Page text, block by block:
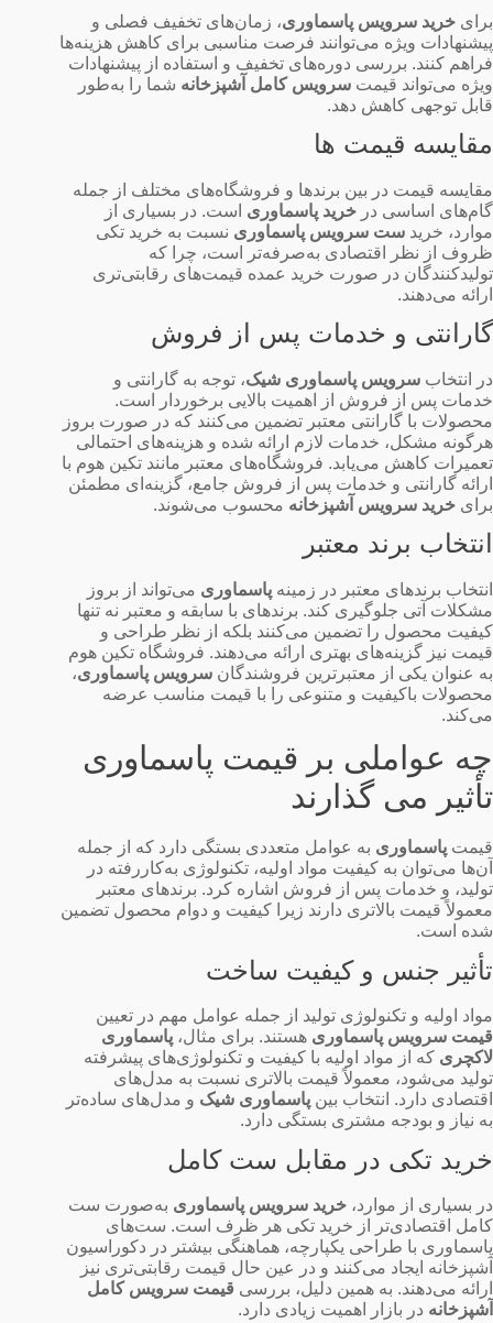
برای خرید سرویس پاسماوری، زمان‌های تخفیف فصلی و
پیشنهادات ویژه می‌توانند فرصت مناسبی برای کاهش هزینه‌ها
فراهم کنند. بررسی دوره‌های تخفیف و استفاده از پیشنهادات
ویژه می‌تواند قیمت سرویس کامل آشپزخانه شما را به‌طور
قابل توجهی کاهش دهد.
مقایسه قیمت‌ ها
مقایسه قیمت در بین برندها و فروشگاه‌های مختلف از جمله
گام‌های اساسی در خرید پاسماوری است. در بسیاری از
موارد، خرید ست سرویس پاسماوری نسبت به خرید تکی
ظروف از نظر اقتصادی به‌صرفه‌تر است، چرا که
تولیدکنندگان در صورت خرید عمده قیمت‌های رقابتی‌تری
ارائه می‌دهند.
گارانتی و خدمات پس از فروش
در انتخاب سرویس پاسماوری شیک، توجه به گارانتی و
خدمات پس از فروش از اهمیت بالایی برخوردار است.
محصولات با گارانتی معتبر تضمین می‌کنند که در صورت بروز
هرگونه مشکل، خدمات لازم ارائه شده و هزینه‌های احتمالی
تعمیرات کاهش می‌یابد. فروشگاه‌های معتبر مانند تکین هوم با
ارائه گارانتی و خدمات پس از فروش جامع، گزینه‌ای مطمئن
برای خرید سرویس آشپزخانه محسوب می‌شوند.
انتخاب برند معتبر
انتخاب برندهای معتبر در زمینه پاسماوری می‌تواند از بروز
مشکلات آتی جلوگیری کند. برندهای با سابقه و معتبر نه تنها
کیفیت محصول را تضمین می‌کنند بلکه از نظر طراحی و
قیمت نیز گزینه‌های بهتری ارائه می‌دهند. فروشگاه تکین هوم
به عنوان یکی از معتبرترین فروشندگان سرویس پاسماوری،
محصولات باکیفیت و متنوعی را با قیمت مناسب عرضه
می‌کند.
چه عواملی بر قیمت پاسماوری
تأثیر می گذارند
قیمت پاسماوری به عوامل متعددی بستگی دارد که از جمله
آن‌ها می‌توان به کیفیت مواد اولیه، تکنولوژی به‌کاررفته در
تولید، و خدمات پس از فروش اشاره کرد. برندهای معتبر
معمولاً قیمت بالاتری دارند زیرا کیفیت و دوام محصول تضمین
شده است.
تأثیر جنس و کیفیت ساخت
مواد اولیه و تکنولوژی تولید از جمله عوامل مهم در تعیین
قیمت سرویس پاسماوری هستند. برای مثال، پاسماوری
لاکچری که از مواد اولیه با کیفیت و تکنولوژی‌های پیشرفته
تولید می‌شود، معمولاً قیمت بالاتری نسبت به مدل‌های
اقتصادی دارد. انتخاب بین پاسماوری شیک و مدل‌های ساده‌تر
به نیاز و بودجه مشتری بستگی دارد.
خرید تکی در مقابل ست کامل
در بسیاری از موارد، خرید سرویس پاسماوری به‌صورت ست
کامل اقتصادی‌تر از خرید تکی هر ظرف است. ست‌های
پاسماوری با طراحی یکپارچه، هماهنگی بیشتر در دکوراسیون
آشپزخانه ایجاد می‌کنند و در عین حال قیمت رقابتی‌تری نیز
ارائه می‌دهند. به همین دلیل، بررسی قیمت سرویس کامل
آشپزخانه در بازار اهمیت زیادی دارد.